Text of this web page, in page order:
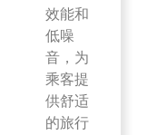
效能和
低噪
音，为
乘客提
供舒适
的旅行